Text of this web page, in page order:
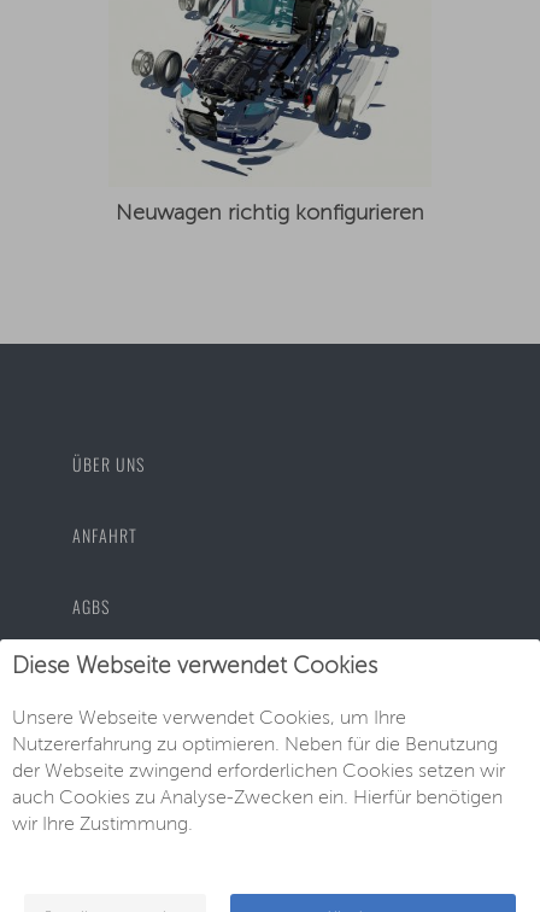
Neuwagen richtig konfigurieren
ÜBER UNS
ANFAHRT
AGBS
DATENSCHUTZ
IMPRESSUM
© EU-Neuwagen Knott GmbH
Diese Webseite verwendet Cookies
Unsere Webseite verwendet Cookies, um Ihre
Nutzererfahrung zu optimieren. Neben für die Benutzung
der Webseite zwingend erforderlichen Cookies setzen wir
auch Cookies zu Analyse-Zwecken ein. Hierfür benötigen
wir Ihre Zustimmung.